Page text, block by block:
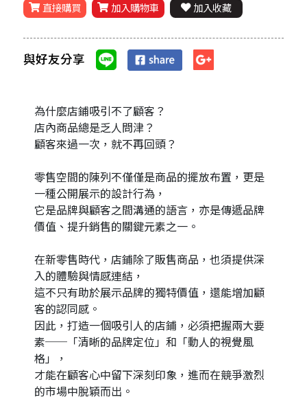
直接購買 加入購物車 加入收藏
與好友分享
為什麼店鋪吸引不了顧客？
店內商品總是乏人問津？
顧客來過一次，就不再回頭？
零售空間的陳列不僅僅是商品的擺放布置，更是
一種公開展示的設計行為，
它是品牌與顧客之間溝通的語言，亦是傳遞品牌
價值、提升銷售的關鍵元素之一。
在新零售時代，店鋪除了販售商品，也須提供深
入的體驗與情感連結，
這不只有助於展示品牌的獨特價值，還能增加顧
客的認同感。
因此，打造一個吸引人的店鋪，必須把握兩大要
素──「清晰的品牌定位」和「動人的視覺風
格」，
才能在顧客心中留下深刻印象，進而在競爭激烈
的市場中脫穎而出。